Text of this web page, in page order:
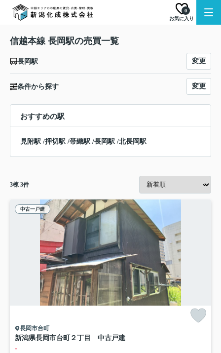
お気に入り
0
信越本線 長岡駅の売買一覧
長岡駅 変更
条件から探す 変更
おすすめの駅
見附駅 /押切駅 /帯織駅 /長岡駅 /北長岡駅
3棟 3件
中古一戸建
長岡市台町
新潟県長岡市台町２丁目 中古戸建
-